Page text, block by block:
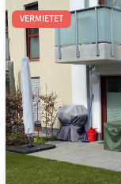
VERMIETET